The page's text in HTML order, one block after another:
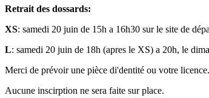
Retrait des dossards:
XS: samedi 20 juin de 15h a 16h30 sur le site de
L: samedi 20 juin de 18h (apres le XS) a 20h, le
Merci de prévoir une pièce di'dentité ou votre
Aucune inscirption ne sera faite sur place.